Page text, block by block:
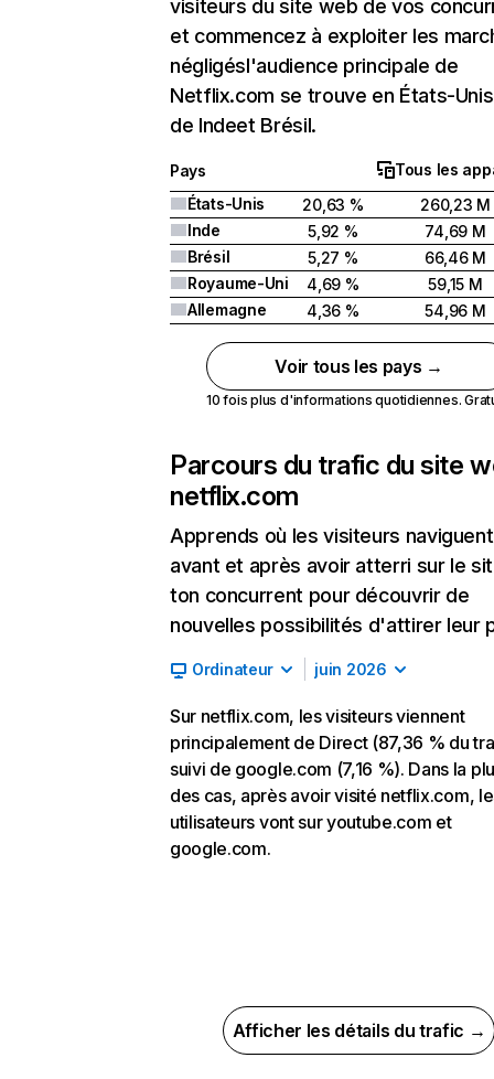
visiteurs du site web de vos
et commencez à exploiter les
négligésl'audience principale de
Netflix.com se trouve en États-
de Indeet Brésil.
Pays
Tous les
États-Unis
20,63 %
260,23 M
Inde
5,92 %
74,69 M
Brésil
5,27 %
66,46 M
Royaume-Uni
4,69 %
59,15 M
Allemagne
4,36 % 54,96 M
Voir tous les pays →
10 fois plus d'informations quotidiennes.
Parcours du trafic du site
netflix.com
Apprends où les visiteurs naviguent
avant et après avoir atterri sur le
ton concurrent pour découvrir de
nouvelles possibilités d'attirer leur
Ordinateur juin 2026
Sur netflix.com, les visiteurs viennent
principalement de Direct (87,36 % du
suivi de google.com (7,16 %). Dans la
des cas, après avoir visité netflix.com,
utilisateurs vont sur youtube.com et
google.com.
Afficher les détails du trafic →